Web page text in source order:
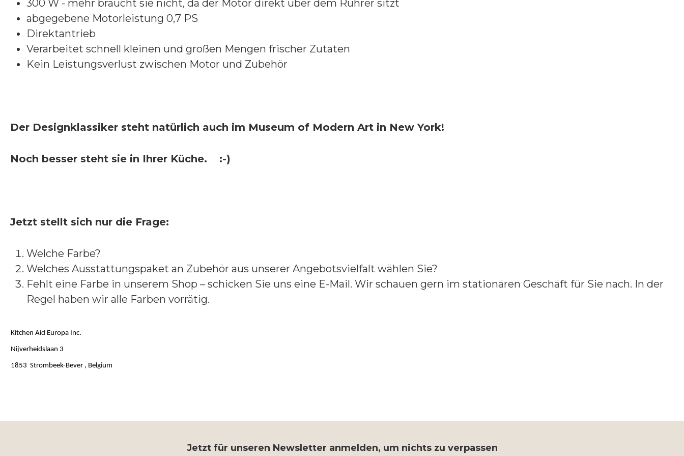
300 W - mehr braucht sie nicht, da der Motor direkt über dem Rührer sitzt
abgegebene Motorleistung 0,7 PS
Direktantrieb
Verarbeitet schnell kleinen und großen Mengen frischer Zutaten
Kein Leistungsverlust zwischen Motor und Zubehör
Der Designklassiker steht natürlich auch im Museum of Modern Art in New York!
Noch besser steht sie in Ihrer Küche. :-)
Jetzt stellt sich nur die Frage:
Welche Farbe?
Welches Ausstattungspaket an Zubehör aus unserer Angebotsvielfalt wählen Sie?
Fehlt eine Farbe in unserem Shop – schicken Sie uns eine E-Mail. Wir schauen gern im stationären Geschäft für Sie nach. In der
Regel haben wir alle Farben vorrätig.
Kitchen Aid Europa Inc.
Nijverheidslaan 3
1853 Strombeek-Bever , Belgium
Jetzt für unseren Newsletter anmelden, um nichts zu verpassen